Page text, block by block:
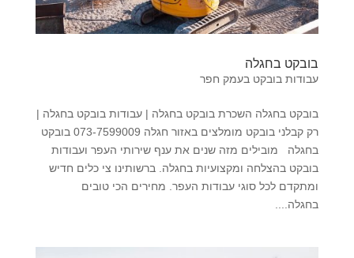
בובקט בחגלה
עבודות בובקט בעמק חפר
בובקט בחגלה השכרת בובקט בחגלה | עבודות בובקט בחגלה |
רק קבלני בובקט מומלצים באזור חגלה 073-7599009 בובקט
בחגלה מובילים מזה שנים את ענף שירותי העפר ועבודות
בובקט בהצלחה ומקצועיות בחגלה. ברשותינו צי כלים חדיש
ומתקדם לכל סוגי עבודות העפר. מחירים הכי טובים
בחגלה....